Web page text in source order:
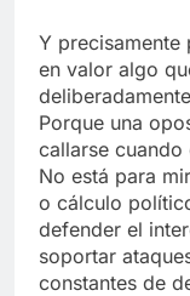
Y precisamente
en valor algo
Porque una
callarse
No está para
o cálculo
defender el
soportar
constantes de